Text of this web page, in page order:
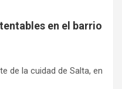
en el barrio
de la cuidad de Salta, en